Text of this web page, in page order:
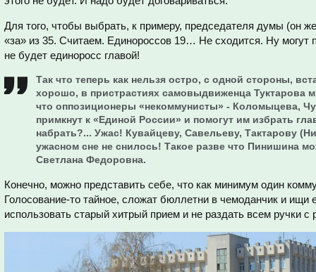
Для того, чтобы выбрать, к примеру, председателя думы (он
«за» из 35. Считаем. Единороссов 19… Не сходится. Ну могут
не будет единоросс главой!
Так что теперь как нельзя остро, с одной стороны,
хорошо, в пристрастиях самовыдвиженца Туктарова
что оппозиционеры «некоммунисты» - Коломыцева,
примкнут к «Единой России» и помогут им избрать
набрать?... Ужас! Кувайцеву, Савельеву, Тактарову
ужасном сне не снилось! Такое разве что Пинишина
Светлана Федоровна.
Конечно, можно представить себе, что как минимум один
Голосование-то тайное, сложат бюллетни в чемоданчик и ищи
использовать старый хитрый прием и не раздать всем ручки с